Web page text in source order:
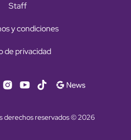
Staff
y condiciones
de privacidad
derechos reservados © 2026